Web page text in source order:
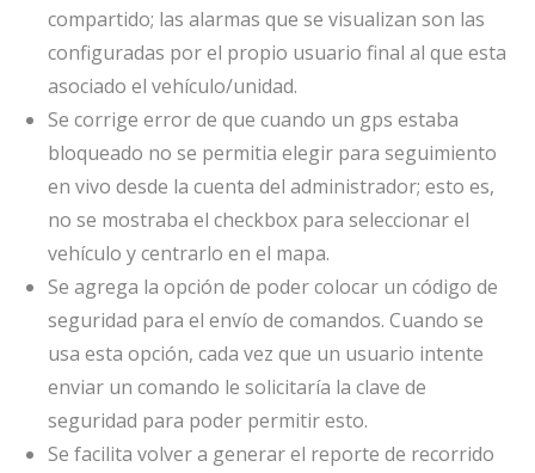
compartido; las alarmas que se visualizan son las
configuradas por el propio usuario final al que esta
asociado el vehículo/unidad.
Se corrige error de que cuando un gps estaba
bloqueado no se permitia elegir para seguimiento
en vivo desde la cuenta del administrador; esto es,
no se mostraba el checkbox para seleccionar el
vehículo y centrarlo en el mapa.
Se agrega la opción de poder colocar un código de
seguridad para el envío de comandos. Cuando se
usa esta opción, cada vez que un usuario intente
enviar un comando le solicitaría la clave de
seguridad para poder permitir esto.
Se facilita volver a generar el reporte de recorrido